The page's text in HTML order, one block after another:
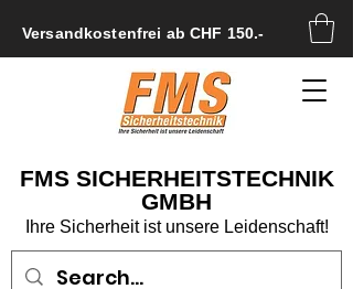
FMS SICHERHEITSTECHNIK
GMBH
Ihre Sicherheit ist unsere Leidenschaft!
Versandkostenfrei ab CHF 150.-